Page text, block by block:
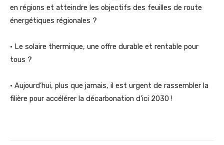
en régions et atteindre les objectifs des feuilles de route
énergétiques régionales ?
• Le solaire thermique, une offre durable et rentable pour
tous ?
• Aujourd’hui, plus que jamais, il est urgent de rassembler la
filière pour accélérer la décarbonation d’ici 2030 !